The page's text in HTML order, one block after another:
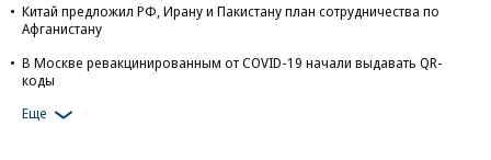
Китай предложил РФ, Ирану и Пакистану план сотрудничества по
Афганистану
В Москве ревакцинированным от COVID-19 начали выдавать QR-
коды
Еще